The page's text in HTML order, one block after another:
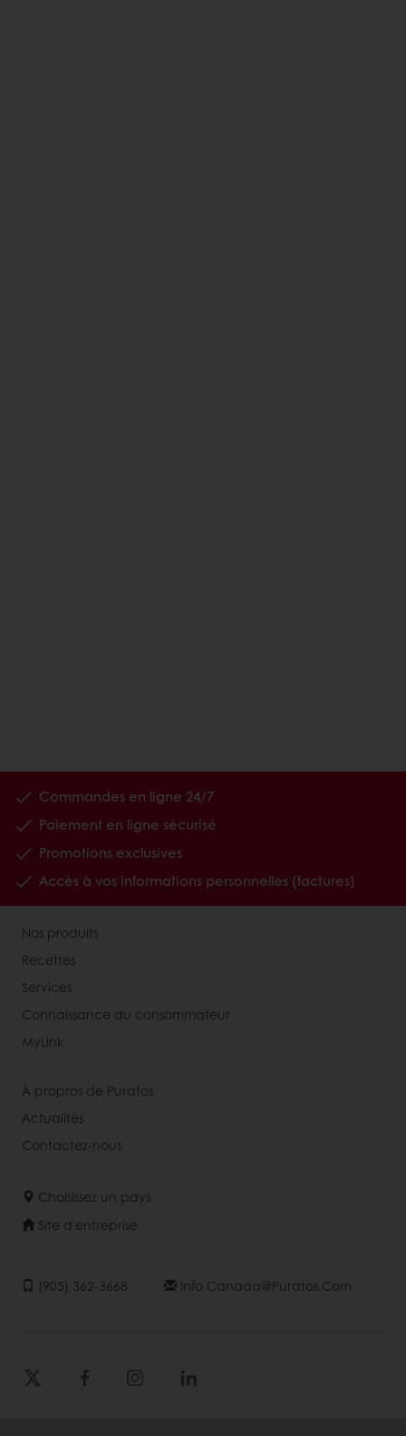
Commandes en ligne 24/7
Paiement en ligne sécurisé
Promotions exclusives
Accès à vos informations personnelles (factures)
Nos produits
Recettes
Services
Connaissance du consommateur
MyLink
À propros de Puratos
Actualités
Contactez-nous
Choisissez un pays
Site d'entreprise
(905) 362-3668 Info.canada@puratos.com